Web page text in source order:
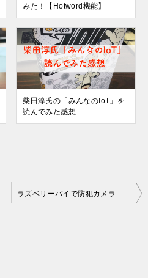
みた！【Hotword機能】
柴田淳氏の「みんなのIoT」を
読んでみた感想
ラズベリーパイで防犯カメラを作ってみた(LINEに通知する)